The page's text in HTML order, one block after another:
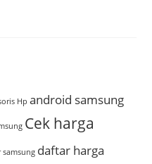
Hp android samsung
Cek harga
samsung daftar harga